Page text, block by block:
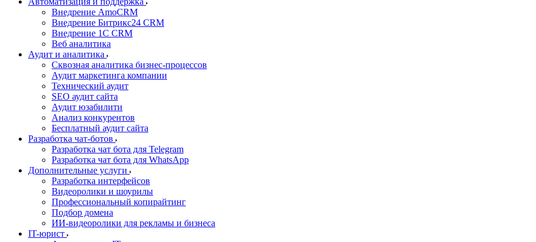
Внедрение AmoCRM
Внедрение Битрикс24 CRM
Внедрение 1C CRM
Веб аналитика
Аудит и аналитика
Сквозная аналитика бизнес-процессов
Аудит маркетинга компании
Технический аудит
SEO аудит сайта
Аудит юзабилити
Анализ конкурентов
Бесплатный аудит сайта
Разработка чат-ботов
Разработка чат бота для Telegram
Разработка чат бота для WhatsApp
Дополнительные услуги
Разработка интерфейсов
Видеоролики и шоурилы
Профессиональный копирайтинг
Подбор домена
ИИ-видеоролики для рекламы и бизнеса
IT-юрист